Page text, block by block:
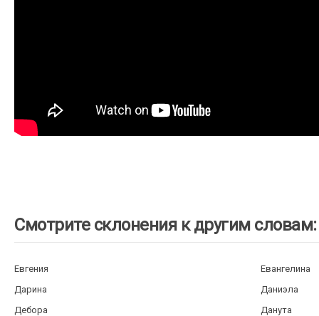
Смотрите склонения к другим словам:
Евгения
Евангелина
Дарина
Даниэла
Дебора
Данута